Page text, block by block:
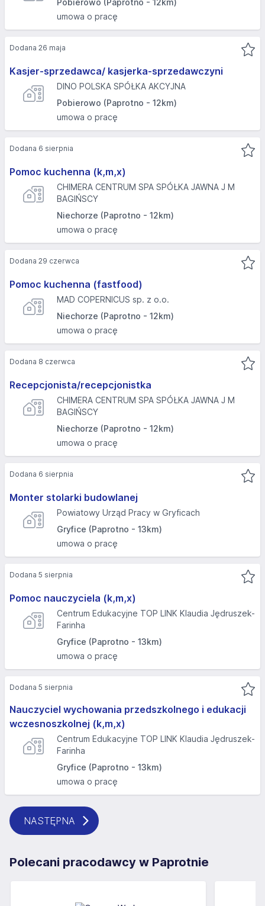
Pobierowo (Paprotno - 12km)
umowa o pracę
Kasjer-sprzedawca/ kasjerka-sprzedawczyni
DINO POLSKA SPÓŁKA AKCYJNA
Pobierowo (Paprotno - 12km)
umowa o pracę
Dodana 26 maja
Pomoc kuchenna (k,m,x)
CHIMERA CENTRUM SPA SPÓŁKA JAWNA J M
BAGIŃSCY
Niechorze (Paprotno - 12km)
umowa o pracę
Dodana 6 sierpnia
Pomoc kuchenna (fastfood)
MAD COPERNICUS sp. z o.o.
Niechorze (Paprotno - 12km)
umowa o pracę
Dodana 29 czerwca
Recepcjonista/recepcjonistka
CHIMERA CENTRUM SPA SPÓŁKA JAWNA J M
BAGIŃSCY
Niechorze (Paprotno - 12km)
umowa o pracę
Dodana 8 czerwca
Monter stolarki budowlanej
Powiatowy Urząd Pracy w Gryficach
Gryfice (Paprotno - 13km)
umowa o pracę
Dodana 6 sierpnia
Pomoc nauczyciela (k,m,x)
Centrum Edukacyjne TOP LINK Klaudia Jędruszek-
Farinha
Gryfice (Paprotno - 13km)
umowa o pracę
Dodana 5 sierpnia
Nauczyciel wychowania przedszkolnego i edukacji
wczesnoszkolnej (k,m,x)
Centrum Edukacyjne TOP LINK Klaudia Jędruszek-
Farinha
Gryfice (Paprotno - 13km)
umowa o pracę
Dodana 5 sierpnia
NASTĘPNA
Polecani pracodawcy w Paprotnie